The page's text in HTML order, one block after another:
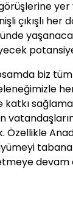
çıkışlı
biz
katkı
Özellikle
devam